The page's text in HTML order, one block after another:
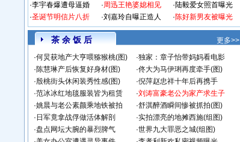
·李宇春爆遭母逼婚
·圣诞节明信片八折
·周迅王艳婆媳相见
·刘嘉玲自曝正造人
·陆毅爱女照首曝光
·陈好新男友被曝光
茶 余 饭 后
更多>>
·何炅获地产大亨喂猕猴桃(图) ·独家：章子怡带妈妈看电影
·陈慧琳产后恢复好身材(图) ·佟大为马伊琍再度牵手(图)
·殷桃街头休闲装秀性感(图) ·倪萍赵忠祥十年后再携手
·范冰冰红地毯服装皆为租赁 ·刘涛富豪老公为家产求生子
·姚晨与老公素颜乘地铁被拍 ·舒淇醉酒瞬间惨被抓拍(图)
· 日军竟拿战俘做活体解剖 ·实拍漂亮的地摊西施(组图)
·盘点网坛大腕的暴烈脾气 ·世界九大罪恶之城(组图)